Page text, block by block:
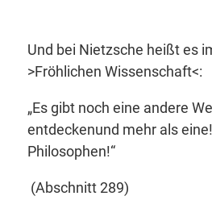
Und bei Nietzsche heißt es
>Fröhlichen Wissenschaft<:
„Es gibt noch eine andere
entdeckenund mehr als
Philosophen!“
(Abschnitt 289)